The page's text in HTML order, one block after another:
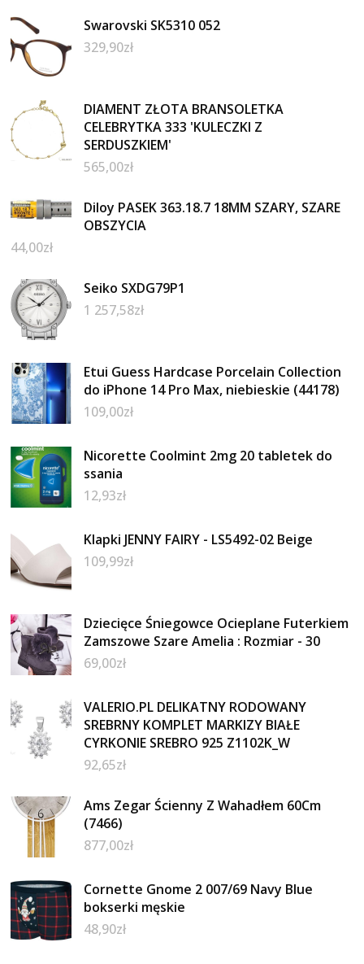
Swarovski SK5310 052
329,90zł
DIAMENT ZŁOTA BRANSOLETKA
CELEBRYTKA 333 'KULECZKI Z
SERDUSZKIEM'
565,00zł
Diloy PASEK 363.18.7 18MM SZARY, SZARE
OBSZYCIA
44,00zł
Seiko SXDG79P1
1 257,58zł
Etui Guess Hardcase Porcelain Collection
do iPhone 14 Pro Max, niebieskie (44178)
109,00zł
Nicorette Coolmint 2mg 20 tabletek do
ssania
12,93zł
Klapki JENNY FAIRY - LS5492-02 Beige
109,99zł
Dziecięce Śniegowce Ocieplane Futerkiem
Zamszowe Szare Amelia : Rozmiar - 30
69,00zł
VALERIO.PL DELIKATNY RODOWANY
SREBRNY KOMPLET MARKIZY BIAŁE
CYRKONIE SREBRO 925 Z1102K_W
92,65zł
Ams Zegar Ścienny Z Wahadłem 60Cm
(7466)
877,00zł
Cornette Gnome 2 007/69 Navy Blue
bokserki męskie
48,90zł